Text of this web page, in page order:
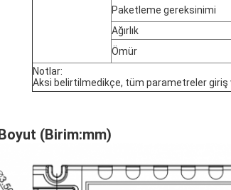
Paketleme gereksinimi
Ağırlık
Ömür
Notlar:
Aksi belirtilmedikçe, tüm parametreler giriş
(Birim:mm)